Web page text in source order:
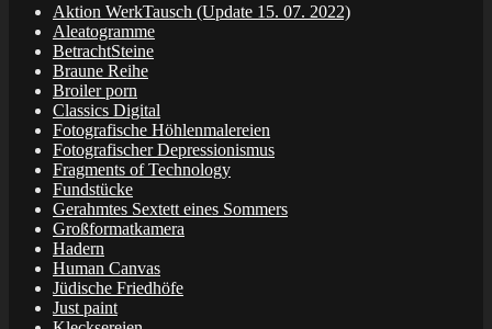
Aktion WerkTausch (Update 15. 07. 2022)
Aleatogramme
BetrachtSteine
Braune Reihe
Broiler porn
Classics Digital
Fotografische Höhlenmalereien
Fotografischer Depressionismus
Fragments of Technology
Fundstücke
Gerahmtes Sextett eines Sommers
Großformatkamera
Hadern
Human Canvas
Jüdische Friedhöfe
Just paint